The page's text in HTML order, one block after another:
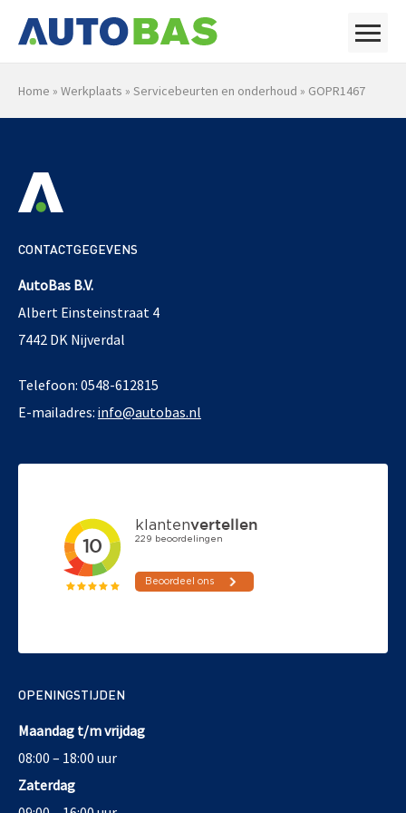
Home » Werkplaats » Servicebeurten en onderhoud » GOPR1467
CONTACTGEGEVENS
AutoBas B.V.
Albert Einsteinstraat 4
7442 DK Nijverdal
Telefoon: 0548-612815
E-mailadres: info@autobas.nl
OPENINGSTIJDEN
Maandag t/m vrijdag
08:00 – 18:00 uur
Zaterdag